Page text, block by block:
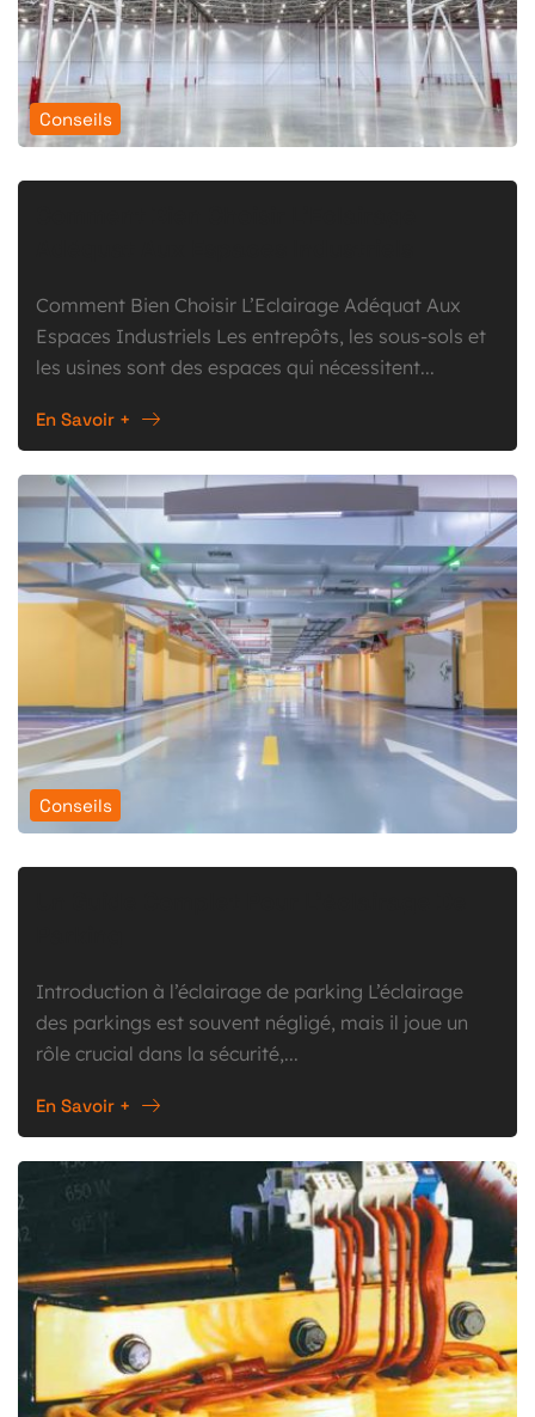
Conseils
Comment Bien Choisir L’Eclairage Adéquat Aux
Espaces Industriels Les entrepôts, les sous-sols et
les usines sont des espaces qui nécessitent...
En Savoir +
Conseils
Introduction à l’éclairage de parking L’éclairage
des parkings est souvent négligé, mais il joue un
rôle crucial dans la sécurité,...
En Savoir +